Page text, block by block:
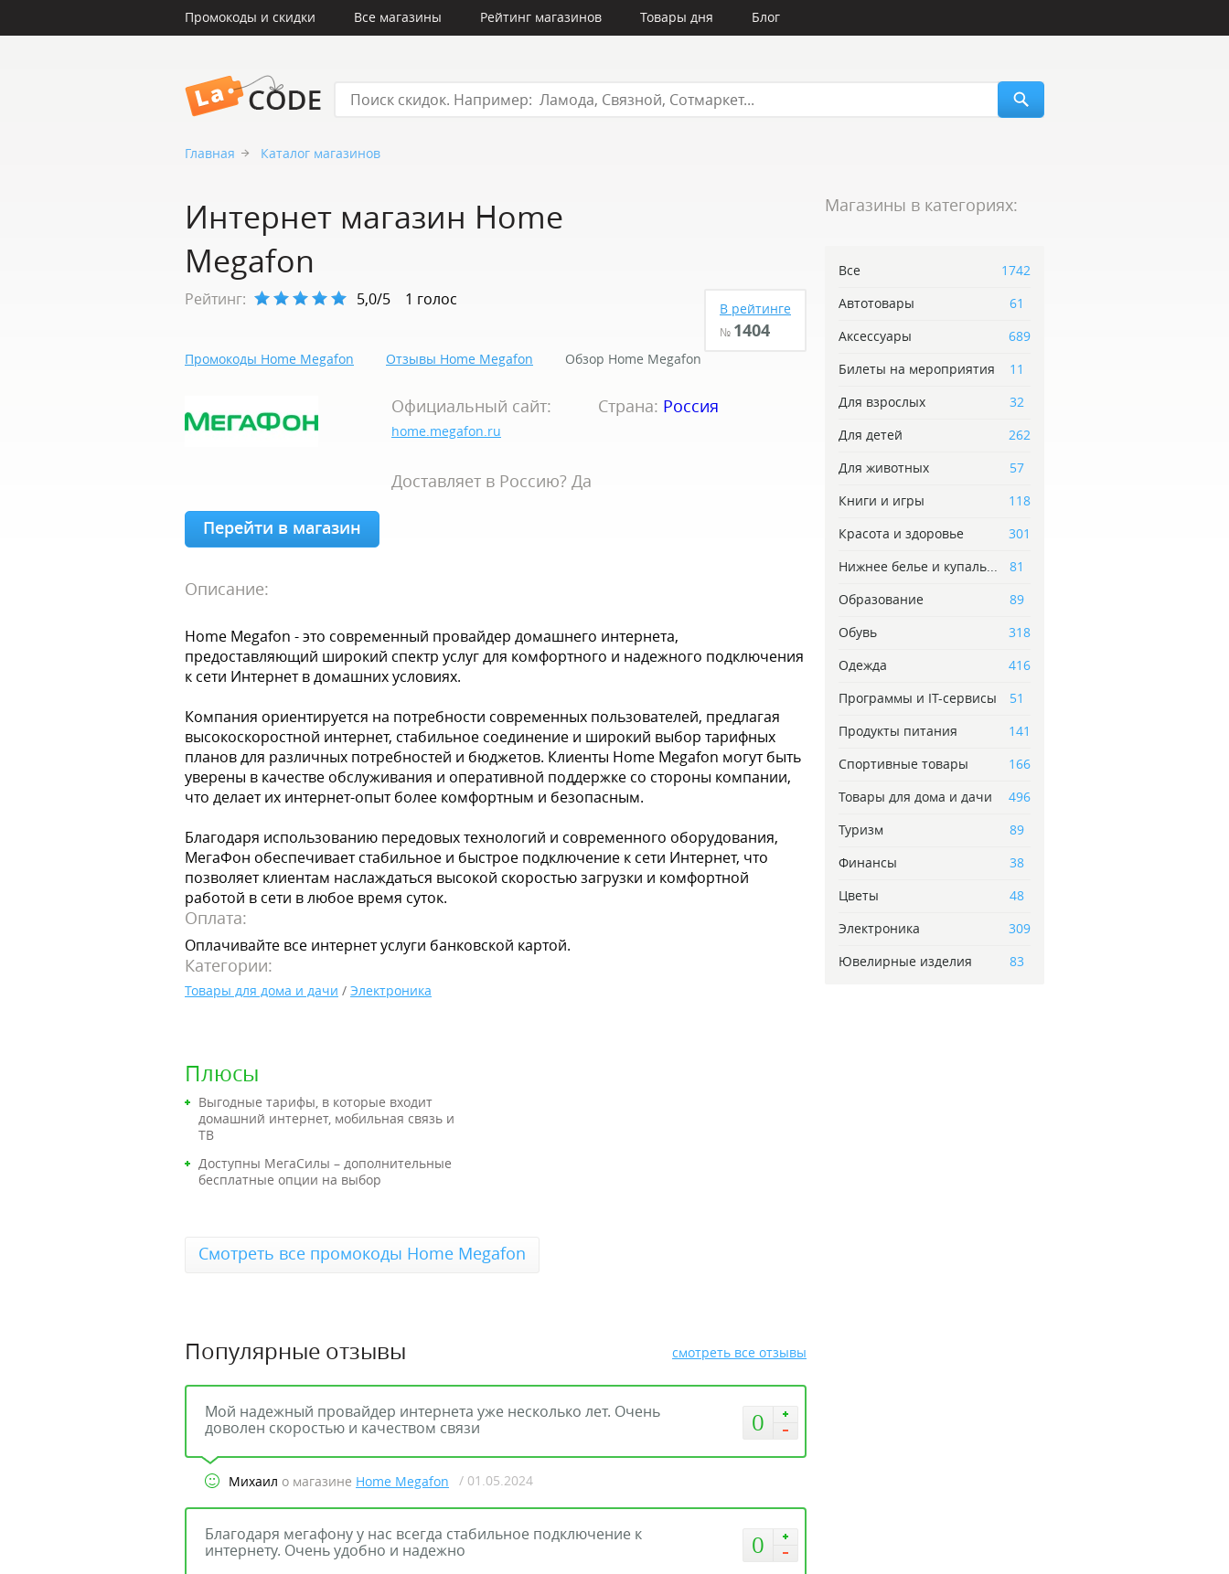
Промокоды и скидки Все магазины Рейтинг магазинов Товары дня Блог
Главная Каталог магазинов
Интернет магазин Home
Megafon
Рейтинг: 5,0/5 1 голос В рейтинге
№ 1404
Промокоды Home Megafon Отзывы Home Megafon Обзор Home Megafon
Официальный сайт:
home.megafon.ru
Доставляет в Россию? Да
Страна: Россия
Перейти в магазин
Описание:
Home Megafon - это современный провайдер домашнего интернета,
предоставляющий широкий спектр услуг для комфортного и надежного подключения
к сети Интернет в домашних условиях.
Компания ориентируется на потребности современных пользователей, предлагая
высокоскоростной интернет, стабильное соединение и широкий выбор тарифных
планов для различных потребностей и бюджетов. Клиенты Home Megafon могут быть
уверены в качестве обслуживания и оперативной поддержке со стороны компании,
что делает их интернет-опыт более комфортным и безопасным.
Благодаря использованию передовых технологий и современного оборудования,
МегаФон обеспечивает стабильное и быстрое подключение к сети Интернет, что
позволяет клиентам наслаждаться высокой скоростью загрузки и комфортной
работой в сети в любое время суток.
Оплата:
Оплачивайте все интернет услуги банковской картой.
Категории:
Товары для дома и дачи / Электроника
Плюсы
Выгодные тарифы, в которые входит
домашний интернет, мобильная связь и
ТВ
Доступны МегаСилы – дополнительные
бесплатные опции на выбор
Смотреть все промокоды Home Megafon
Популярные отзывы смотреть все отзывы
0
Мой надежный провайдер интернета уже несколько лет. Очень
доволен скоростью и качеством связи
Михаил о магазине Home Megafon / 01.05.2024
0
Благодаря мегафону у нас всегда стабильное подключение к
интернету. Очень удобно и надежно
Магазины в категориях:
Все
1742
Автотовары
61
Аксессуары
689
Билеты на мероприятия
11
Для взрослых
32
Для детей
262
Для животных
57
Книги и игры
118
Красота и здоровье
301
Нижнее белье и купаль...
81
Образование
89
Обувь
318
Одежда
416
Программы и IT-сервисы
51
Продукты питания
141
Спортивные товары
166
Товары для дома и дачи
496
Туризм
89
Финансы
38
Цветы
48
Электроника
309
Ювелирные изделия
83